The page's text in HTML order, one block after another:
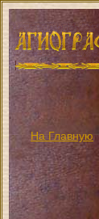
На Главную